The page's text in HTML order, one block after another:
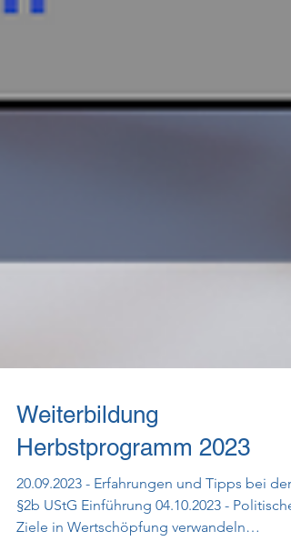
Weiterbildung
Herbstprogramm 2023
20.09.2023 - Erfahrungen und Tipps bei der
§2b UStG Einführung 04.10.2023 - Politische